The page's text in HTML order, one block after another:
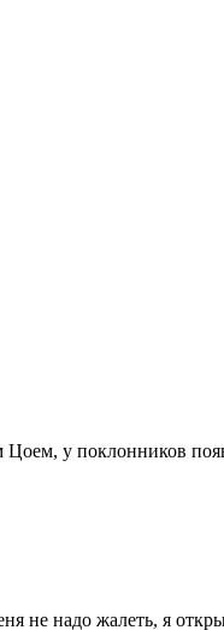
у поклонников
не надо жалеть, я